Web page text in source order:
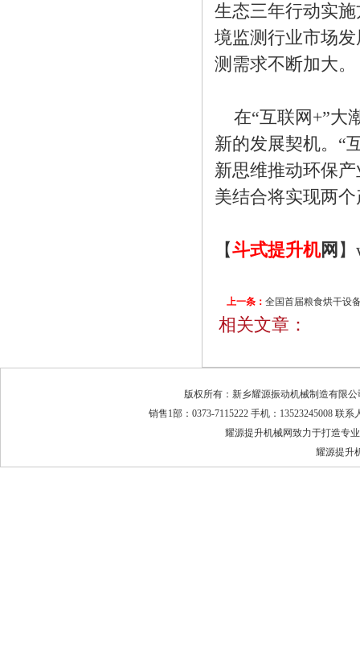
生态三年行动实
境监测行业市场
测需求不断加大。
在“互联网+”大
新的发展契机。“
新思维推动环保
美结合将实现两
【斗式提升机网
上一条： 全国首届粮食烘干设
举行
相关文章：
版权所有：新乡耀源振动机械制造有限
销售1部：0373-7115222 手机：13523245008 联
耀源提升机械网致力于打造专
耀源提升